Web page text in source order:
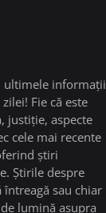
ultimele informații
Fie că este
justiție, aspecte
cele mai recente
știri
Știrile despre
întreagă sau chiar
lumină asupra